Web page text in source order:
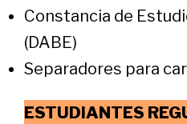
Constancia de
(DABE)
Separadores para
ESTUDIANTES